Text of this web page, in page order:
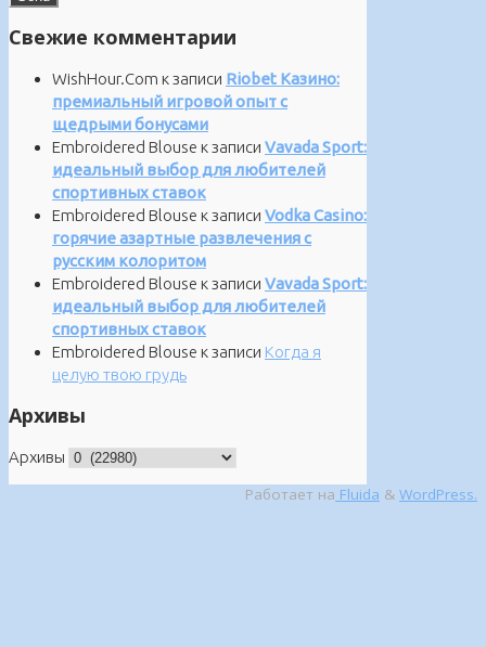
Свежие комментарии
WishHour.Com к записи Riobet Казино:
премиальный игровой опыт с
щедрыми бонусами
Embroidered Blouse к записи Vavada Sport:
идеальный выбор для любителей
спортивных ставок
Embroidered Blouse к записи Vodka Casino:
горячие азартные развлечения с
русским колоритом
Embroidered Blouse к записи Vavada Sport:
идеальный выбор для любителей
спортивных ставок
Embroidered Blouse к записи Когда я
целую твою грудь
Архивы
Архивы
Работает на Fluida & WordPress.